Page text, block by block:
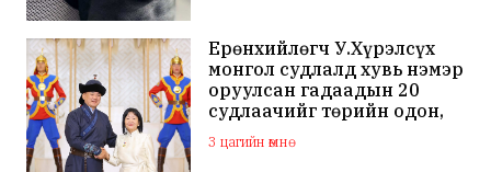
Ерөнхийлөгч У.Хүрэлсүх
монгол судлалд хувь нэмэр
оруулсан гадаадын 20
судлаачийг төрийн одон,
медалиар шагналаа
3 цагийн өмнө